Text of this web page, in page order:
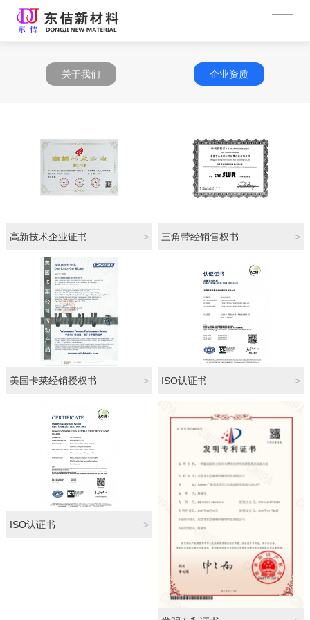
关于我们 企业资质
高新技术企业证书 > 三角带经销售权书 >
美国卡莱经销授权书 > ISO认证书 >
ISO认证书 >